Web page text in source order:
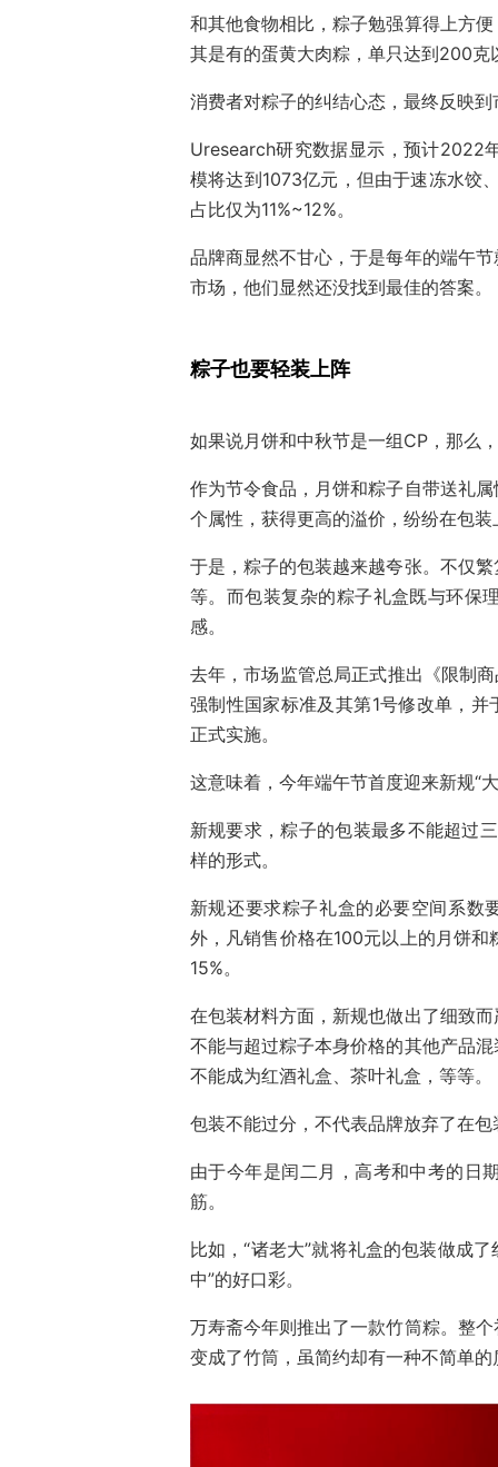
和其他食物相比，粽子勉强算得上方
其是有的蛋黄大肉粽，单只达到200克
消费者对粽子的纠结心态，最终反映到
Uresearch研究数据显示，预计2022
模将达到1073亿元，但由于速冻水饺
占比仅为11%~12%。
品牌商显然不甘心，于是每年的端午
市场，他们显然还没找到最佳的答案。
粽子也要轻装上阵
如果说月饼和中秋节是一组CP，那么
作为节令食品，月饼和粽子自带送礼
个属性，获得更高的溢价，纷纷在包
于是，粽子的包装越来越夸张。不仅
等。而包装复杂的粽子礼盒既与环保
感。
去年，市场监管总局正式推出《限制
强制性国家标准及其第1号修改单，
正式实施。
这意味着，今年端午节首度迎来新规“
新规要求，粽子的包装最多不能超过
样的形式。
新规还要求粽子礼盒的必要空间系数
外，凡销售价格在100元以上的月饼
15%。
在包装材料方面，新规也做出了细致
不能与超过粽子本身价格的其他产品
不能成为红酒礼盒、茶叶礼盒，等等。
包装不能过分，不代表品牌放弃了在
由于今年是闰二月，高考和中考的日
筋。
比如，“诸老大”就将礼盒的包装做成
中”的好口彩。
万寿斋今年则推出了一款竹筒粽。整
变成了竹筒，虽简约却有一种不简单的